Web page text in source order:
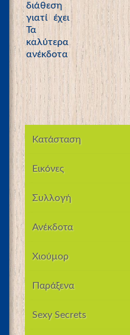
διάθεση
γιατί έχει
Τα
καλύτερα
ανέκδοτα
Κατάσταση
Εικόνες
Συλλογή
Ανέκδοτα
Χιούμορ
Παράξενα
Sexy Secrets